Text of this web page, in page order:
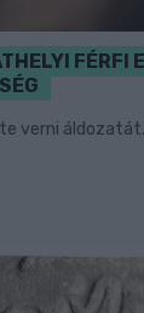
FÉRFI
verni áldozatát.